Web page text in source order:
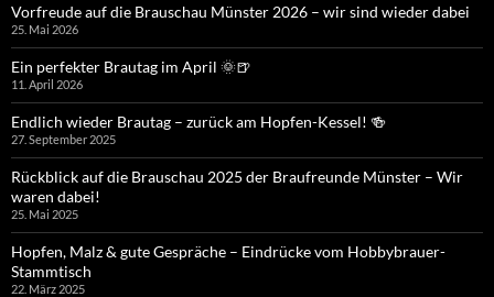
Vorfreude auf die Brauschau Münster 2026 – wir sind wieder dabei
25. Mai 2026
Ein perfekter Brautag im April 🌞🍺
11. April 2026
Endlich wieder Brautag – zurück am Hopfen-Kessel! 🍻
27. September 2025
Rückblick auf die Brauschau 2025 der Braufreunde Münster – Wir
waren dabei!
25. Mai 2025
Hopfen, Malz & gute Gespräche – Eindrücke vom Hobbybrauer-
Stammtisch
22. März 2025